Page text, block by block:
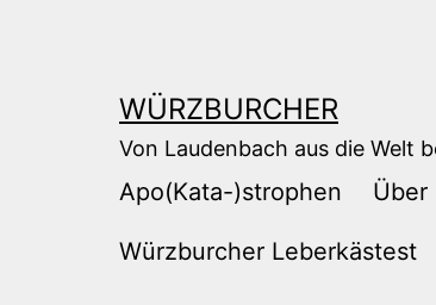
WÜRZBURCHER
Von Laudenbach aus die Welt
Apo(Kata-)strophen Über
Würzburcher Leberkästest